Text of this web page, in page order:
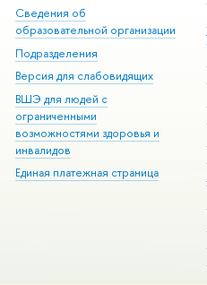
Сведения об
образовательной организации
Подразделения
Версия для слабовидящих
ВШЭ для людей с
ограниченными
возможностями здоровья и
инвалидов
Единая платежная страница